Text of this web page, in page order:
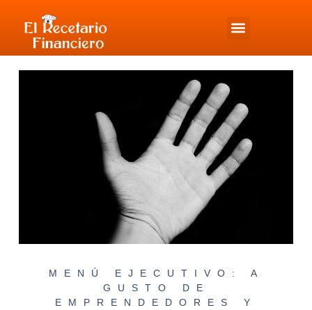
MENÚ EJECUTIVO: A
GUSTO DE
EMPRENDEDORES Y